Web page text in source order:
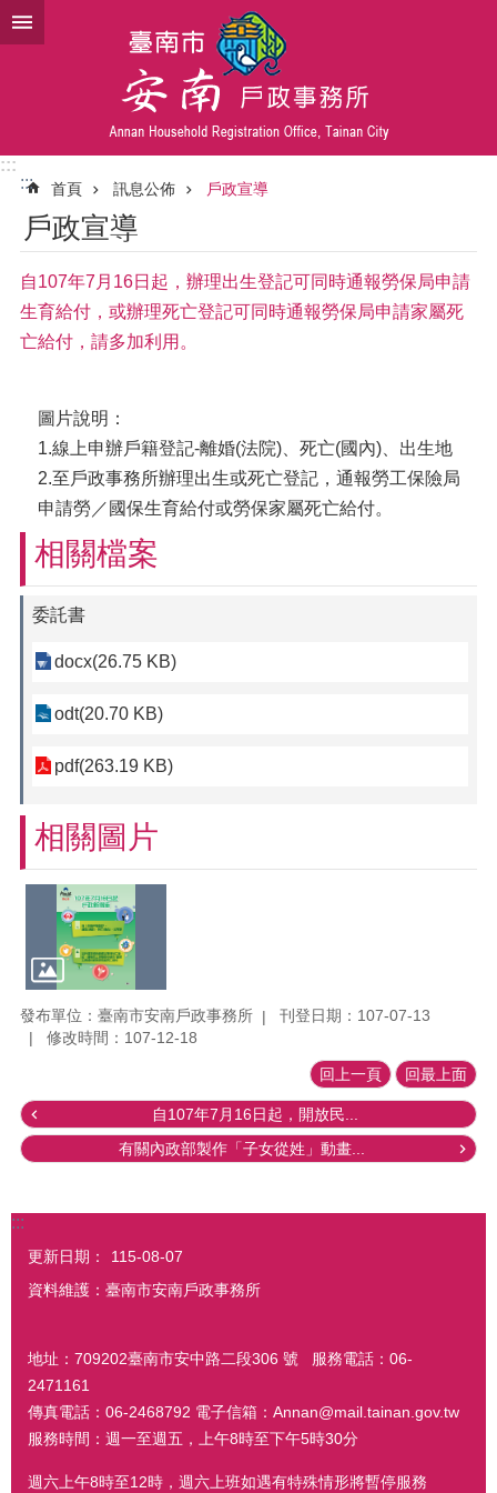
跳到主要內容區塊
:::
:::
首頁 訊息公佈 戶政宣導
戶政宣導
自107年7月16日起，辦理出生登記可同時通報勞保局申請
生育給付，或辦理死亡登記可同時通報勞保局申請家屬死
亡給付，請多加利用。
圖片說明：
1.線上申辦戶籍登記-離婚(法院)、死亡(國內)、出生地
2.至戶政事務所辦理出生或死亡登記，通報勞工保險局
申請勞／國保生育給付或勞保家屬死亡給付。
相關檔案
委託書
docx(26.75 KB)
odt(20.70 KB)
pdf(263.19 KB)
相關圖片
發布單位：臺南市安南戶政事務所
刊登日期：107-07-13
修改時間：107-12-18
回上一頁 回最上面
自107年7月16日起，開放民...
有關內政部製作「子女從姓」動畫...
:::
更新日期：
115-08-07
資料維護：臺南市安南戶政事務所
地址：709202臺南市安中路二段306 號 服務電話：06-
2471161
傳真電話：06-2468792 電子信箱：Annan@mail.tainan.gov.tw
服務時間：週一至週五，上午8時至下午5時30分
週六上午8時至12時，週六上班如遇有特殊情形將暫停服務